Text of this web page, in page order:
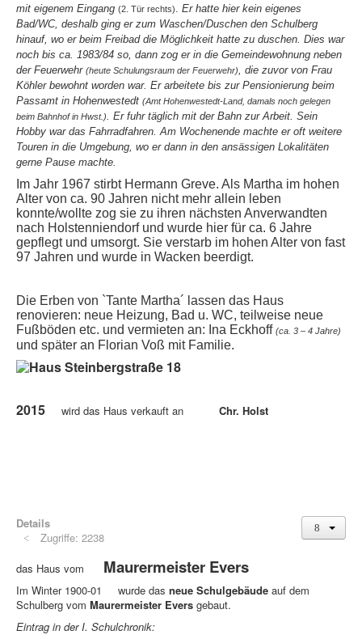
mit eigenem Eingang (2. Tür rechts)
Er hatte hier kein eigenes
Bad/WC, deshalb ging er zum Waschen/Duschen den Schulberg
hinauf, wo er beim Freibad die Möglichkeit hatte zu duschen. Dies war
noch bis ca. 1983/84 so, dann zog er in die Gemeindewohnung neben
der Feuerwehr (heute Schulungsraum der Feuerwehr)
, die zuvor von Frau
Köhler bewohnt worden war. Er arbeitete bis zur Pensionierung beim
Passamt in Hohenwestedt (Amt Hohenwestedt-Land, damals noch gelegen
beim Bahnhof in Hwst.)
. Er fuhr täglich mit der Bahn zur Arbeit. Sein
Hobby war das Fahrradfahren. Am Wochenende machte er oft weitere
Touren in die Umgebung, wo er dann in den ansässigen Lokalitäten
gerne Pause machte.
Im Jahr 1967 stirbt Hermann Greve. Als Martha im hohen
Alter von ca. 90 Jahren nicht mehr allein leben
konnte/wollte zog sie zu ihren nächsten Anverwandten
nach Holstenniendorf und wurde hier für ca. 6 Jahre
gepflegt und umsorgt. Sie verstarb im hohen Alter von fast
97 Jahren und wurde in Wacken beerdigt.
Die Erben von `Tante Martha´ lassen das Haus
renovieren: neue Heizung, Bad u. WC, teilweise neue
Fußböden etc. und vermieten an: Ina Eckhoff (ca. 3 – 4 Jahre)
und später an Florian Voß mit Familie.
2015 wird das Haus verkauft an Chr. Holst
Details
Zugriffe: 2238
das Haus vom Maurermeister Evers
Im Winter 1900-01 wurde das neue Schulgebäude auf dem
Schulberg vom Maurermeister Evers gebaut.
Eintrag in der I. Schulchronik: